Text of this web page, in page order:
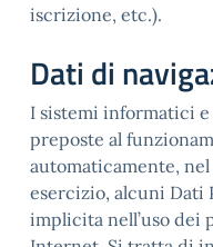
iscrizione, etc.).
Dati di
I sistemi informatici
preposte al
automaticamente,
esercizio, alcuni Dati
implicita nell’uso dei